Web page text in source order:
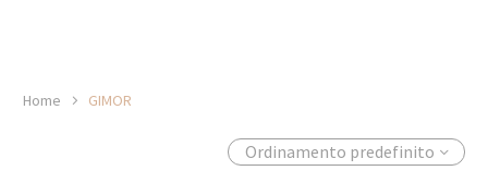
Home GIMOR
Ordinamento predefinito